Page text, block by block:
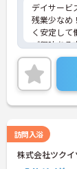
デイサービ
残業少なめ
く安定して
ご興味ある
詳細をお話
い！
訪問入浴
株式会社ツク